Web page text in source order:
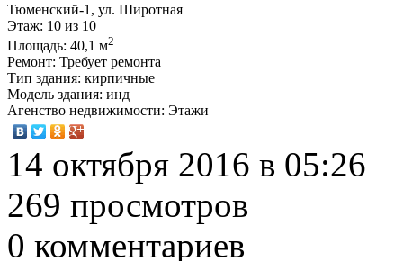
Тюменский-1, ул. Широтная
Этаж: 10 из 10
Площадь: 40,1 м2
Ремонт: Требует ремонта
Тип здания: кирпичные
Модель здания: инд
Агенство недвижимости: Этажи
14 октября 2016 в 05:26
269 просмотров
0 комментариев